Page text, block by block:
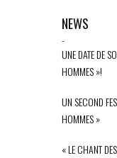
NEWS
-
UNE DATE DE
HOMMES »!
UN SECOND
HOMMES »
« LE CHANT